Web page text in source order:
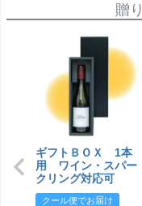
贈
ギフトＢＯＸ 1本
用 ワイン・スパー
クリング対応可
クール便でお届け